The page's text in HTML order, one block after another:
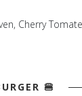
Cherry
🍔